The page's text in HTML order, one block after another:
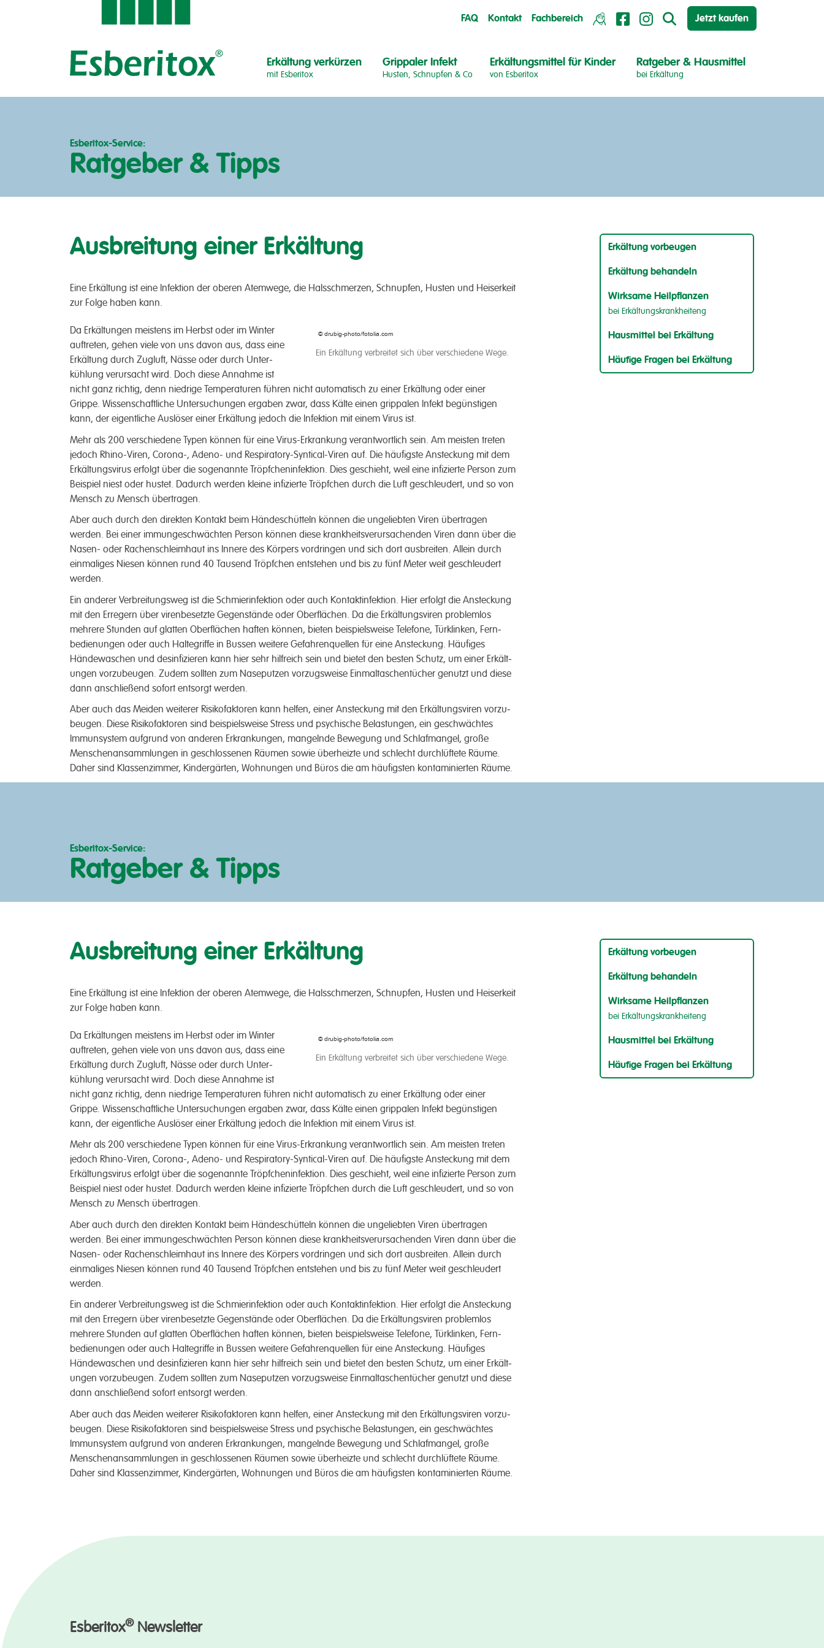
FAQ Kontakt Fachbereich Jetzt kaufen
Erkältung verkürzen
mit Esberitox
Grippaler Infekt
Husten, Schnupfen & Co
Erkältungsmittel für Kinder
von Esberitox
Ratgeber & Hausmittel
bei Erkältung
Esberitox-Service:
Ratgeber & Tipps
Ausbreitung einer Erkältung
Eine Erkält­­ung ist eine In­fektion der oberen Atem­wege, die Hals­schmerzen, Schnupfen, Hus­ten und Heiser­keit
zur Folge haben kann.
© drubig-photo/fotolia.com
Ein Erkältung verbreitet sich über verschiedene Wege.
Da Erkält­ungen meistens im Herbst oder im Winter
auf­treten, gehen viele von uns davon aus, dass eine
Erkält­ung durch Zug­luft, Nässe oder durch Unter­
kühlung ver­ursacht wird. Doch diese An­nahme ist
nicht ganz richtig, denn niedrige Tem­peraturen führen nicht auto­matisch zu einer Erkält­ung oder einer
Grippe. Wissen­schaftliche Unter­suchungen er­gaben zwar, dass Kälte einen grippalen In­fekt be­günstigen
kann, der eigent­liche Aus­löser einer Erkält­ung je­doch die In­fektion mit einem Vir­us ist.
Mehr als 200 ver­schiedene Typen können für eine Virus-Erkrank­ung ver­antwort­lich sein. Am meisten treten
jedoch Rhino-Viren, Corona-, Adeno- und Respiratory-Syntical-Viren auf. Die häufig­ste Ansteck­ung mit dem
Erkältungs­virus erfolgt über die so­genannte Tröpfchen­infektion. Dies geschieht, weil eine in­fizierte Person zum
Beispiel niest oder hustet. Da­durch werden kleine in­fizierte Tröpf­chen durch die Luft ge­schleudert, und so von
Mensch zu Mensch über­tragen.
Aber auch durch den direkten Kon­takt beim Hände­schütteln können die un­geliebten Viren über­tragen
werden. Bei einer immun­geschwächten Person können diese krank­heits­verursachenden Viren dann über die
Nasen- oder Rachen­schleimhaut ins Innere des Körpers vor­dringen und sich dort aus­breiten. Allein durch
ein­maliges Niesen können rund 40 Tausend Tröpfchen ent­stehen und bis zu fünf Meter weit ge­schleu­dert
werden.
Ein anderer Verbreitungs­weg ist die Schmier­infektion oder auch Kontakt­infektion. Hier er­folgt die Ansteck­ung
mit den Er­regern über viren­besetzte Gegen­stände oder Ober­flächen. Da die Erkältungs­viren problem­los
mehrere Stunden auf glatten Ober­flächen haften können, bie­ten beispiels­weise Telefone, Tür­klinken, Fern­
bedien­ungen oder auch Halte­griffe in Bussen weitere Gefahren­quellen für eine An­steck­ung. Häufi­ges
Hände­waschen und des­infizieren kann hier sehr hilf­reich sein und bietet den best­en Schutz, um einer Erkält­
ungen vorzu­beugen. Zu­dem sollten zum Nase­putzen vorzugs­weise Einmal­taschen­tücher ge­­nutzt und diese
dann an­schließ­end sofort ent­sorgt werden.
Aber auch das Meiden weiter­er Risiko­faktoren kann helfen, einer An­steck­ung mit den Erkältungs­viren vorzu­
beugen. Diese Risiko­­faktoren sind beispiels­weise Stress und psych­ische Belast­ungen, ein ge­schwächtes
Immun­system auf­grund von anderen Erkrank­ungen, mangelnde Be­weg­ung und Schlaf­mangel, große
Menschen­ansamml­ungen in ge­schlossenen Räumen sowie über­heizte und schlecht durch­lüftete Räume.
Daher sind Klassen­zimmer, Kinder­gärten, Wohn­ungen und Büros die am häufig­sten kon­taminierten Räume.
Erkältung vorbeugen
Erkältung behandeln
Wirksame Heilpflanzen
bei Erkältungskrankheiteng
Hausmittel bei Erkältung
Häufige Fragen bei Erkältung
Esberitox-Service:
Ratgeber & Tipps
Ausbreitung einer Erkältung
Eine Erkält­­ung ist eine In­fektion der oberen Atem­wege, die Hals­schmerzen, Schnupfen, Hus­ten und Heiser­keit
zur Folge haben kann.
© drubig-photo/fotolia.com
Ein Erkältung verbreitet sich über verschiedene Wege.
Da Erkält­ungen meistens im Herbst oder im Winter
auf­treten, gehen viele von uns davon aus, dass eine
Erkält­ung durch Zug­luft, Nässe oder durch Unter­
kühlung ver­ursacht wird. Doch diese An­nahme ist
nicht ganz richtig, denn niedrige Tem­peraturen führen nicht auto­matisch zu einer Erkält­ung oder einer
Grippe. Wissen­schaftliche Unter­suchungen er­gaben zwar, dass Kälte einen grippalen In­fekt be­günstigen
kann, der eigent­liche Aus­löser einer Erkält­ung je­doch die In­fektion mit einem Vir­us ist.
Mehr als 200 ver­schiedene Typen können für eine Virus-Erkrank­ung ver­antwort­lich sein. Am meisten treten
jedoch Rhino-Viren, Corona-, Adeno- und Respiratory-Syntical-Viren auf. Die häufig­ste Ansteck­ung mit dem
Erkältungs­virus erfolgt über die so­genannte Tröpfchen­infektion. Dies geschieht, weil eine in­fizierte Person zum
Beispiel niest oder hustet. Da­durch werden kleine in­fizierte Tröpf­chen durch die Luft ge­schleudert, und so von
Mensch zu Mensch über­tragen.
Aber auch durch den direkten Kon­takt beim Hände­schütteln können die un­geliebten Viren über­tragen
werden. Bei einer immun­geschwächten Person können diese krank­heits­verursachenden Viren dann über die
Nasen- oder Rachen­schleimhaut ins Innere des Körpers vor­dringen und sich dort aus­breiten. Allein durch
ein­maliges Niesen können rund 40 Tausend Tröpfchen ent­stehen und bis zu fünf Meter weit ge­schleu­dert
werden.
Ein anderer Verbreitungs­weg ist die Schmier­infektion oder auch Kontakt­infektion. Hier er­folgt die Ansteck­ung
mit den Er­regern über viren­besetzte Gegen­stände oder Ober­flächen. Da die Erkältungs­viren problem­los
mehrere Stunden auf glatten Ober­flächen haften können, bie­ten beispiels­weise Telefone, Tür­klinken, Fern­
bedien­ungen oder auch Halte­griffe in Bussen weitere Gefahren­quellen für eine An­steck­ung. Häufi­ges
Hände­waschen und des­infizieren kann hier sehr hilf­reich sein und bietet den best­en Schutz, um einer Erkält­
ungen vorzu­beugen. Zu­dem sollten zum Nase­putzen vorzugs­weise Einmal­taschen­tücher ge­­nutzt und diese
dann an­schließ­end sofort ent­sorgt werden.
Aber auch das Meiden weiter­er Risiko­faktoren kann helfen, einer An­steck­ung mit den Erkältungs­viren vorzu­
beugen. Diese Risiko­­faktoren sind beispiels­weise Stress und psych­ische Belast­ungen, ein ge­schwächtes
Immun­system auf­grund von anderen Erkrank­ungen, mangelnde Be­weg­ung und Schlaf­mangel, große
Menschen­ansamml­ungen in ge­schlossenen Räumen sowie über­heizte und schlecht durch­lüftete Räume.
Daher sind Klassen­zimmer, Kinder­gärten, Wohn­ungen und Büros die am häufig­sten kon­taminierten Räume.
Erkältung vorbeugen
Erkältung behandeln
Wirksame Heilpflanzen
bei Erkältungskrankheiteng
Hausmittel bei Erkältung
Häufige Fragen bei Erkältung
Esberitox®Newsletter